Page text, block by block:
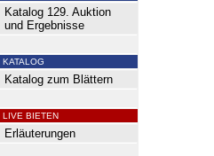
Katalog 129. Auktion
und Ergebnisse
KATALOG
Katalog zum Blättern
LIVE BIETEN
Erläuterungen